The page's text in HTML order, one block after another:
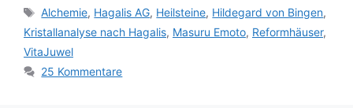
Schlagwörter
Alchemie, Hagalis AG, Heilsteine, Hildegard von Bingen,
Kristallanalyse nach Hagalis, Masuru Emoto, Reformhäuser,
VitaJuwel
25 Kommentare